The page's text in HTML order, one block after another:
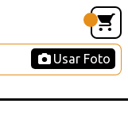
Usar Foto